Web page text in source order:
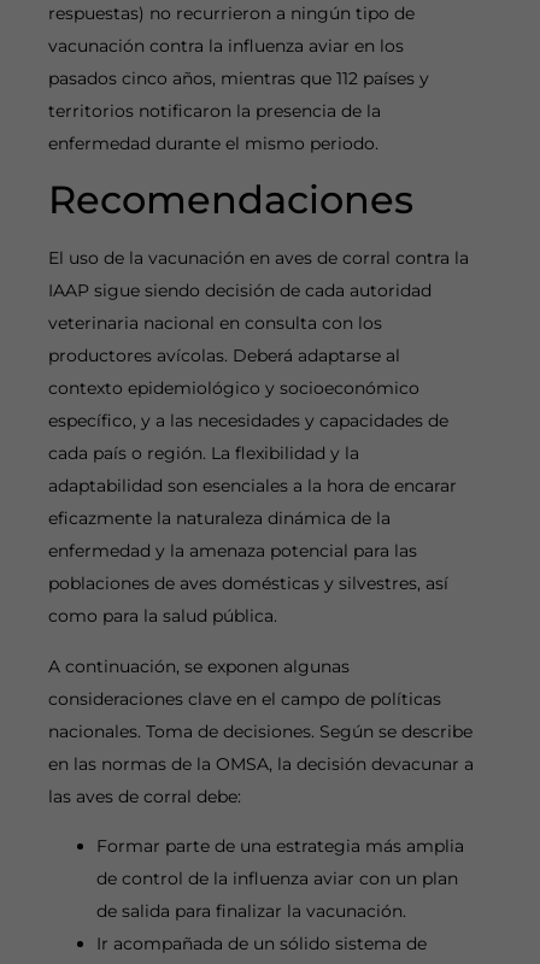
respuestas) no recurrieron a ningún tipo de
vacunación contra la influenza aviar en los
pasados cinco años, mientras que 112 países y
territorios notificaron la presencia de la
enfermedad durante el mismo periodo.
Recomendaciones
El uso de la vacunación en aves de corral contra la
IAAP sigue siendo decisión de cada autoridad
veterinaria nacional en consulta con los
productores avícolas. Deberá adaptarse al
contexto epidemiológico y socioeconómico
específico, y a las necesidades y capacidades de
cada país o región. La flexibilidad y la
adaptabilidad son esenciales a la hora de encarar
eficazmente la naturaleza dinámica de la
enfermedad y la amenaza potencial para las
poblaciones de aves domésticas y silvestres, así
como para la salud pública.
A continuación, se exponen algunas
consideraciones clave en el campo de políticas
nacionales. Toma de decisiones. Según se describe
en las normas de la OMSA, la decisión devacunar a
las aves de corral debe:
Formar parte de una estrategia más amplia
de control de la influenza aviar con un plan
de salida para finalizar la vacunación.
Ir acompañada de un sólido sistema de